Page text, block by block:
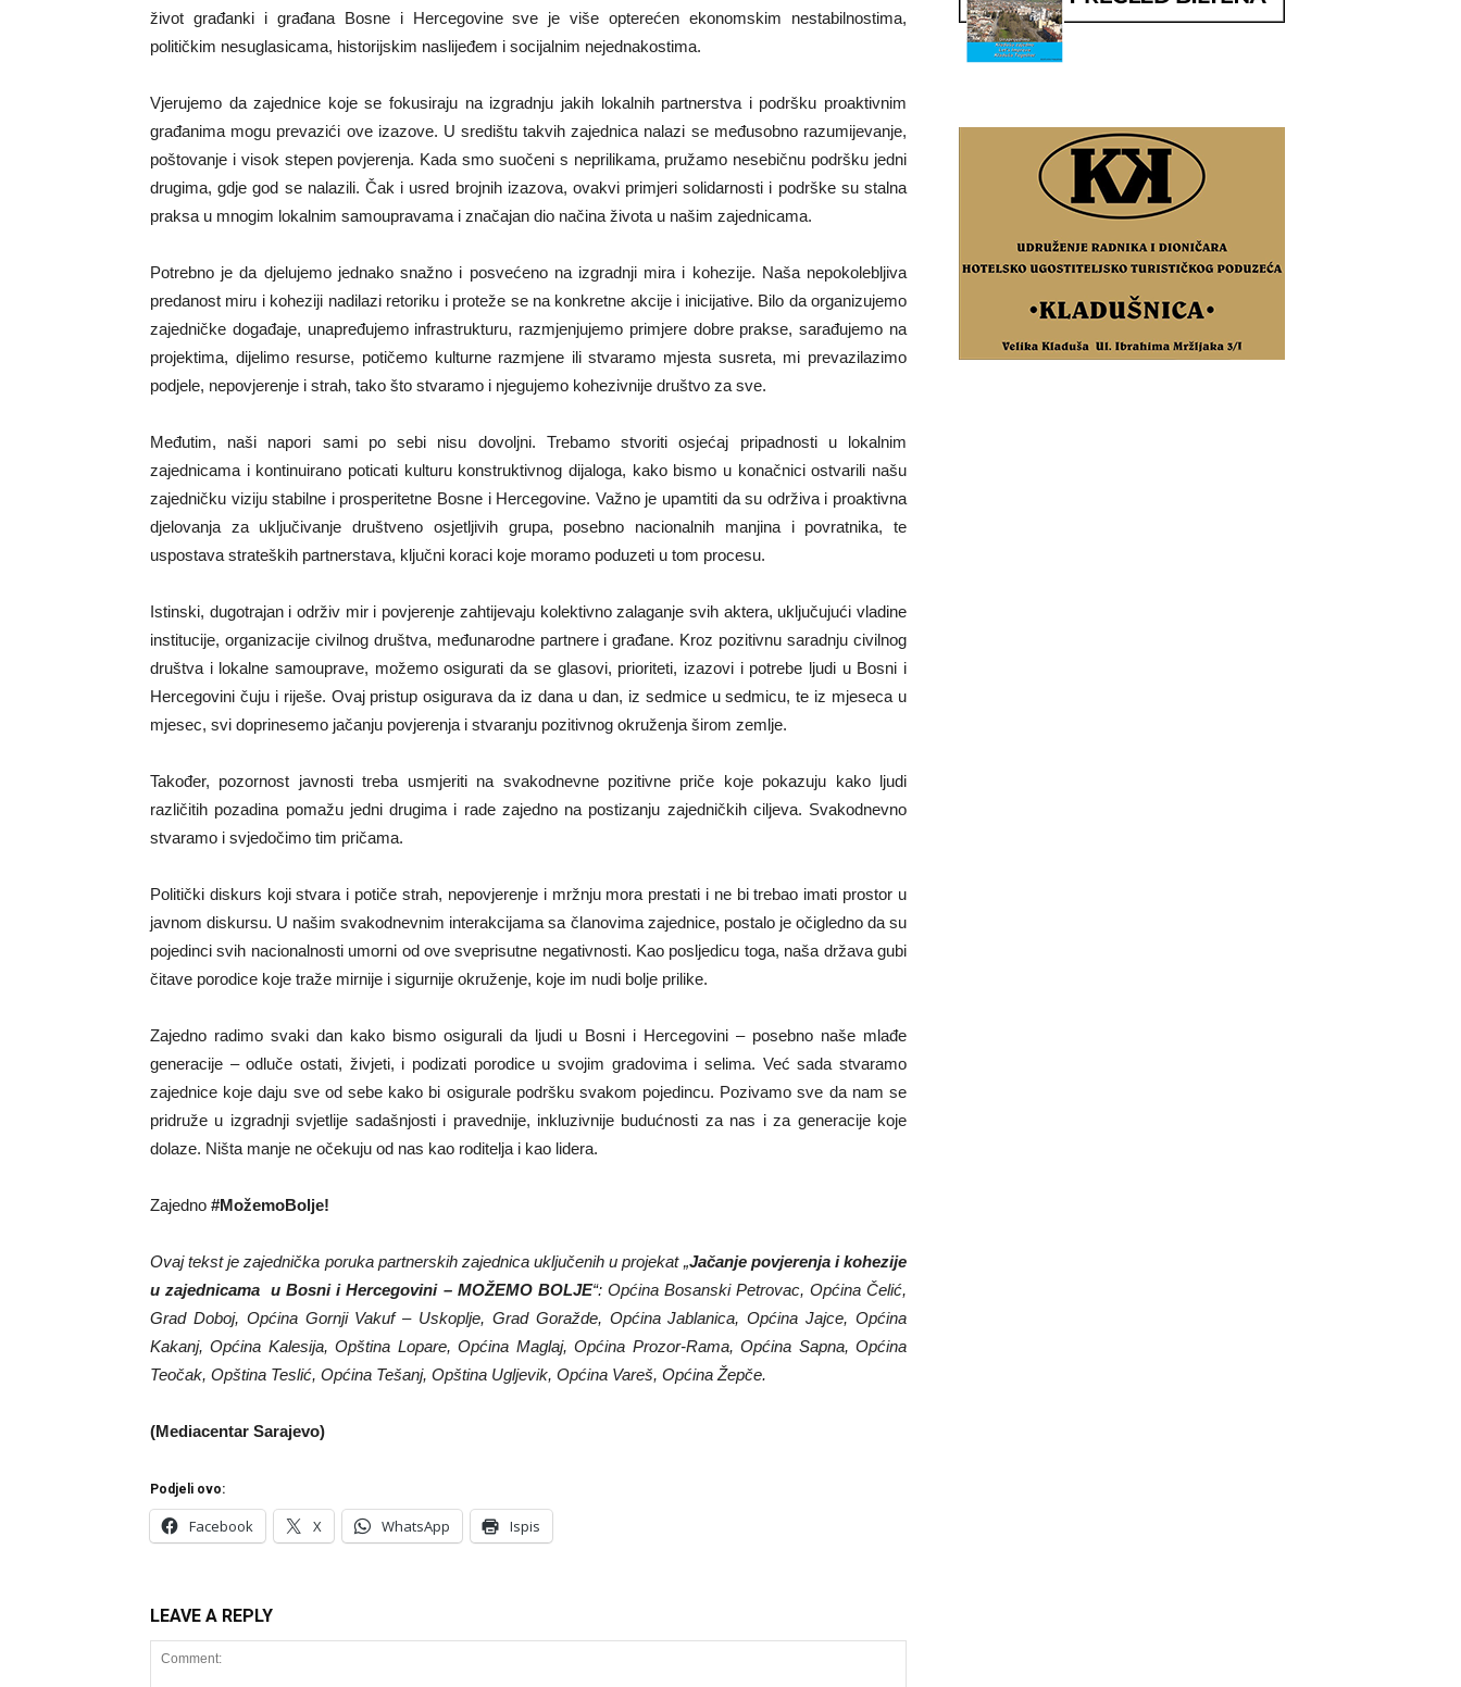
život građanki i građana Bosne i Hercegovine sve je više opterećen ekonomskim nestabilnostima,
političkim nesuglasicama, historijskim naslijeđem i socijalnim nejednakostima.
Vjerujemo da zajednice koje se fokusiraju na izgradnju jakih lokalnih partnerstva i podršku proaktivnim
građanima mogu prevazići ove izazove. U središtu takvih zajednica nalazi se međusobno razumijevanje,
poštovanje i visok stepen povjerenja. Kada smo suočeni s neprilikama, pružamo nesebičnu podršku jedni
drugima, gdje god se nalazili. Čak i usred brojnih izazova, ovakvi primjeri solidarnosti i podrške su stalna
praksa u mnogim lokalnim samoupravama i značajan dio načina života u našim zajednicama.
Potrebno je da djelujemo jednako snažno i posvećeno na izgradnji mira i kohezije. Naša nepokolebljiva
predanost miru i koheziji nadilazi retoriku i proteže se na konkretne akcije i inicijative. Bilo da organizujemo
zajedničke događaje, unapređujemo infrastrukturu, razmjenjujemo primjere dobre prakse, sarađujemo na
projektima, dijelimo resurse, potičemo kulturne razmjene ili stvaramo mjesta susreta, mi prevazilazimo
podjele, nepovjerenje i strah, tako što stvaramo i njegujemo kohezivnije društvo za sve.
Međutim, naši napori sami po sebi nisu dovoljni. Trebamo stvoriti osjećaj pripadnosti u lokalnim
zajednicama i kontinuirano poticati kulturu konstruktivnog dijaloga, kako bismo u konačnici ostvarili našu
zajedničku viziju stabilne i prosperitetne Bosne i Hercegovine. Važno je upamtiti da su održiva i proaktivna
djelovanja za uključivanje društveno osjetljivih grupa, posebno nacionalnih manjina i povratnika, te
uspostava strateških partnerstava, ključni koraci koje moramo poduzeti u tom procesu.
Istinski, dugotrajan i održiv mir i povjerenje zahtijevaju kolektivno zalaganje svih aktera, uključujući vladine
institucije, organizacije civilnog društva, međunarodne partnere i građane. Kroz pozitivnu saradnju civilnog
društva i lokalne samouprave, možemo osigurati da se glasovi, prioriteti, izazovi i potrebe ljudi u Bosni i
Hercegovini čuju i riješe. Ovaj pristup osigurava da iz dana u dan, iz sedmice u sedmicu, te iz mjeseca u
mjesec, svi doprinesemo jačanju povjerenja i stvaranju pozitivnog okruženja širom zemlje.
Također, pozornost javnosti treba usmjeriti na svakodnevne pozitivne priče koje pokazuju kako ljudi
različitih pozadina pomažu jedni drugima i rade zajedno na postizanju zajedničkih ciljeva. Svakodnevno
stvaramo i svjedočimo tim pričama.
Politički diskurs koji stvara i potiče strah, nepovjerenje i mržnju mora prestati i ne bi trebao imati prostor u
javnom diskursu. U našim svakodnevnim interakcijama sa članovima zajednice, postalo je očigledno da su
pojedinci svih nacionalnosti umorni od ove sveprisutne negativnosti. Kao posljedicu toga, naša država gubi
čitave porodice koje traže mirnije i sigurnije okruženje, koje im nudi bolje prilike.
Zajedno radimo svaki dan kako bismo osigurali da ljudi u Bosni i Hercegovini – posebno naše mlađe
generacije – odluče ostati, živjeti, i podizati porodice u svojim gradovima i selima. Već sada stvaramo
zajednice koje daju sve od sebe kako bi osigurale podršku svakom pojedincu. Pozivamo sve da nam se
pridruže u izgradnji svjetlije sadašnjosti i pravednije, inkluzivnije budućnosti za nas i za generacije koje
dolaze. Ništa manje ne očekuju od nas kao roditelja i kao lidera.
Zajedno #MožemoBolje!
Ovaj tekst je zajednička poruka partnerskih zajednica uključenih u projekat „Jačanje povjerenja i kohezije
u zajednicama u Bosni i Hercegovini – MOŽEMO BOLJE“: Općina Bosanski Petrovac, Općina Čelić,
Grad Doboj, Općina Gornji Vakuf – Uskoplje, Grad Goražde, Općina Jablanica, Općina Jajce, Općina
Kakanj, Općina Kalesija, Opština Lopare, Općina Maglaj, Općina Prozor-Rama, Općina Sapna, Općina
Teočak, Opština Teslić, Općina Tešanj, Opština Ugljevik, Općina Vareš, Općina Žepče.
(Mediacentar Sarajevo)
Podjeli ovo:
Facebook X WhatsApp Ispis
LEAVE A REPLY